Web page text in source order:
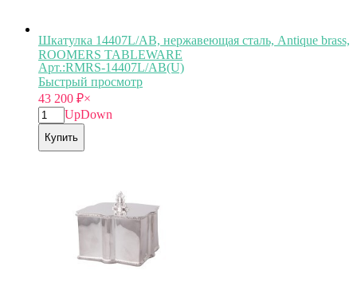
Шкатулка 14407L/AB, нержавеющая сталь, Antique brass,
ROOMERS TABLEWARE
Арт.:RMRS-14407L/AB(U)
Быстрый просмотр
43 200 ₽×
UpDown
Купить